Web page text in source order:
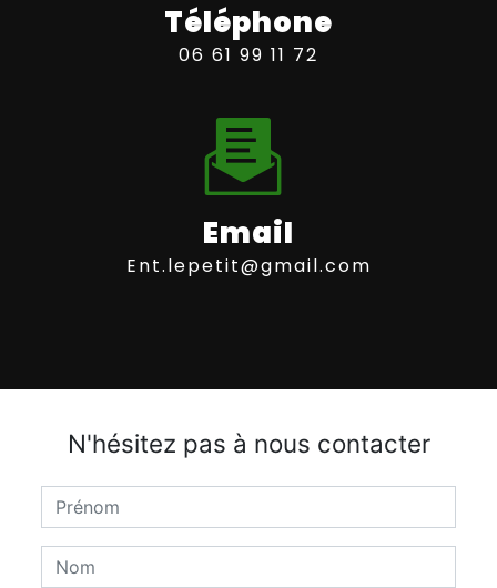
Téléphone
06 61 99 11 72
Email
ent.lepetit@gmail.com
N'hésitez pas à nous contacter